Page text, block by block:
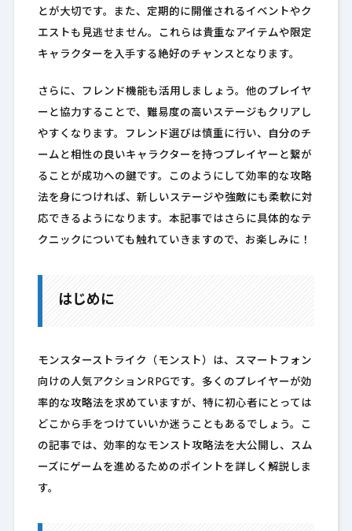
とが大切です。また、定期的に開催されるイベントやク
エストも見逃せません。これらは貴重なアイテムや限定
キャラクターを入手する絶好のチャンスとなります。
さらに、フレンド機能も活用しましょう。他のプレイヤ
ーと協力することで、難易度の高いステージもクリアし
やすくなります。フレンド選びは慎重に行い、自分のチ
ームと相性の良いキャラクターを持つプレイヤーと繋が
ることが成功への鍵です。このようにして効率的な攻略
法を身につければ、新しいステージや強敵にも柔軟に対
応できるようになります。本記事ではさらに具体的なテ
クニックについても触れていきますので、お楽しみに！
はじめに
モンスターストライク（モンスト）は、スマートフォン
向けの人気アクションRPGです。多くのプレイヤーが効
率的な攻略法を求めていますが、特に初心者にとっては
どこから手をつけていいか迷うこともあるでしょう。こ
の記事では、効率的なモンスト攻略法を大公開し、スム
ーズにゲームを進めるためのポイントを詳しく解説しま
す。